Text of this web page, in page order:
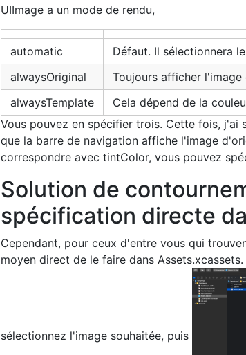
UIImage a un mode de rendu,
automatic
Défaut. Il sélectionnera
alwaysOriginal
Toujours afficher
alwaysTemplate
Cela dépend de la
Vous pouvez en spécifier trois. Cette fois, j'ai
que la barre de navigation affiche l'image
correspondre avec tintColor, vous pouvez
Solution de
spécification directe
Cependant, pour ceux d'entre vous qui
moyen direct de le faire dans
sélectionnez l'image souhaitée, puis